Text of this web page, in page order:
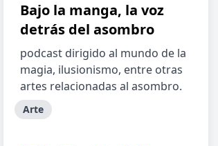
Bajo la manga, la voz
detrás del asombro
podcast dirigido al mundo de la
magia, ilusionismo, entre otras
artes relacionadas al asombro.
Arte